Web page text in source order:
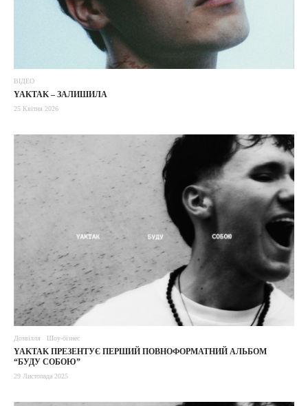
ВІДЕО
YAKTAK – ЗАЛИШИЛА
25 Квітня 2026
Дозвілля Шоу-бізнес
YAKTAK ПРЕЗЕНТУЄ ПЕРШИЙ ПОВНОФОРМАТНИЙ АЛЬБОМ
“БУДУ СОБОЮ”
29 Листопада 2025